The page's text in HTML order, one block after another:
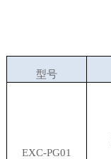
型号
EXC-PG01